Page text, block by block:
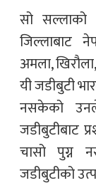
सो सल्लाको
जिल्लाबाट
अमला,
यी जडीबुटी
नसकेको
जडीबुटीबाट
चासो पुग्न
जडीबुटीको